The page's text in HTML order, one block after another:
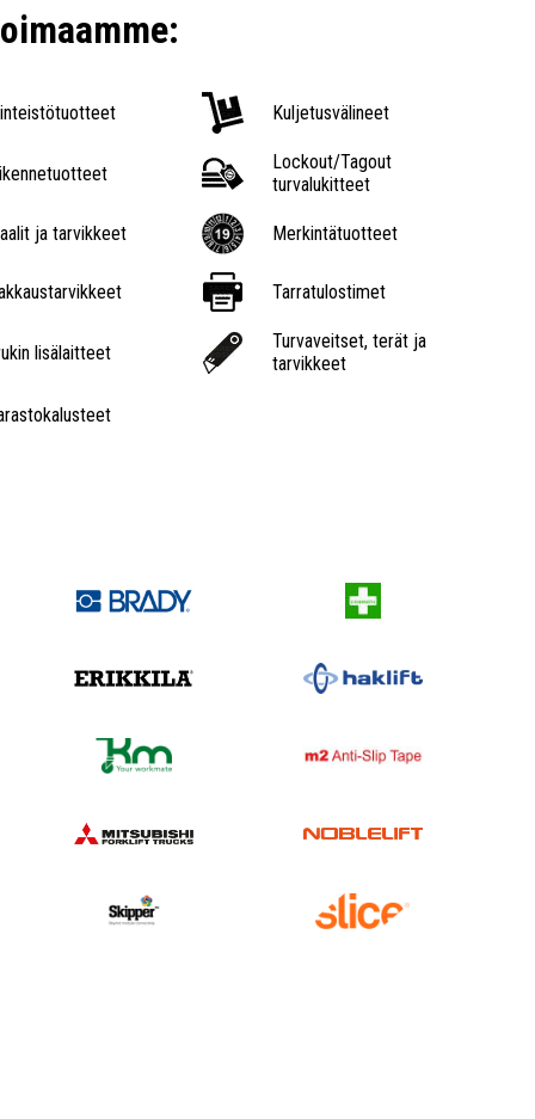
Kuljetusvälineet
Lockout/Tagout
turvalukitteet
ja tarvikkeet Merkintätuotteet
Tarratulostimet
lisälaitteet
Turvaveitset, terät ja
tarvikkeet